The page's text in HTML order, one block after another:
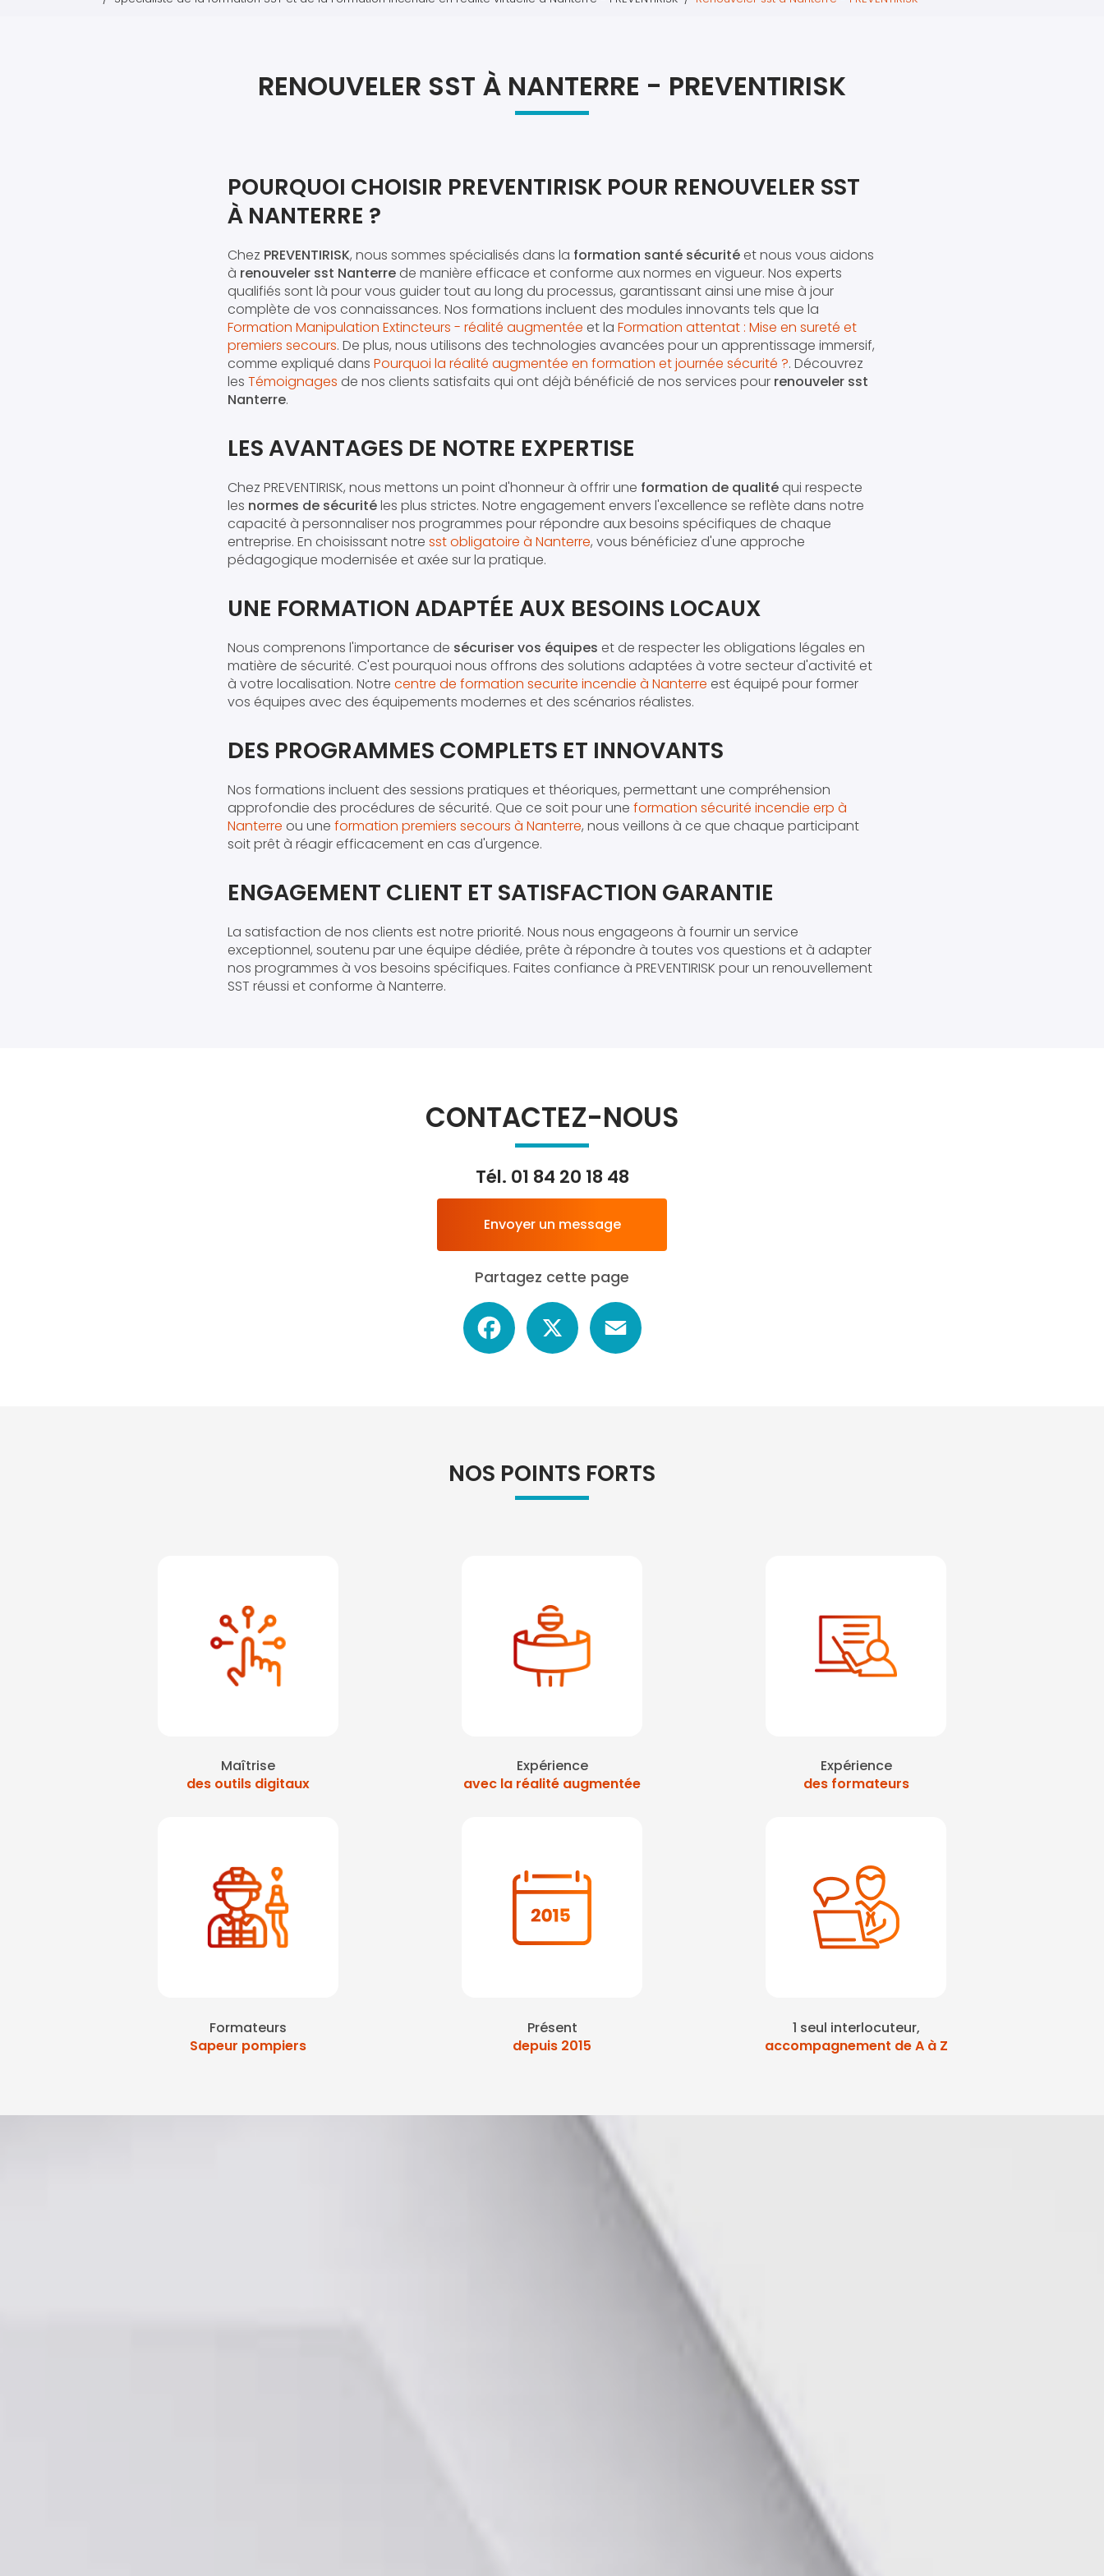
RENOUVELER SST À NANTERRE - PREVENTIRISK
POURQUOI CHOISIR PREVENTIRISK POUR RENOUVELER SST
À NANTERRE ?
Chez PREVENTIRISK, nous sommes spécialisés dans la formation santé sécuritéet nous vous aidons
à renouveler sst Nanterrede manière efficace et conforme aux normes en vigueur. Nos experts
qualifiés sont là pour vous guider tout au long du processus, garantissant ainsi une mise à jour
complète de vos connaissances. Nos formations incluent des modules innovants tels que la
Formation Manipulation Extincteurs - réalité augmentée et la Formation attentat : Mise en sureté et
premiers secours. De plus, nous utilisons des technologies avancées pour un apprentissage immersif,
comme expliqué dans Pourquoi la réalité augmentée en formation et journée sécurité ?. Découvrez
les Témoignages de nos clients satisfaits qui ont déjà bénéficié de nos services pour renouveler sst
Nanterre.
LES AVANTAGES DE NOTRE EXPERTISE
Chez PREVENTIRISK, nous mettons un point d'honneur à offrir une formation de qualitéqui respecte
les normes de sécuritéles plus strictes. Notre engagement envers l'excellence se reflète dans notre
capacité à personnaliser nos programmes pour répondre aux besoins spécifiques de chaque
entreprise. En choisissant notre sst obligatoire à Nanterre, vous bénéficiez d'une approche
pédagogique modernisée et axée sur la pratique.
UNE FORMATION ADAPTÉE AUX BESOINS LOCAUX
Nous comprenons l'importance de sécuriser vos équipes et de respecter les obligations légales en
matière de sécurité. C'est pourquoi nous offrons des solutions adaptées à votre secteur d'activité et
à votre localisation. Notre centre de formation securite incendie à Nanterre est équipé pour former
vos équipes avec des équipements modernes et des scénarios réalistes.
DES PROGRAMMES COMPLETS ET INNOVANTS
Nos formations incluent des sessions pratiques et théoriques, permettant une compréhension
approfondie des procédures de sécurité. Que ce soit pour une formation sécurité incendie erp à
Nanterre ou une formation premiers secours à Nanterre, nous veillons à ce que chaque participant
soit prêt à réagir efficacement en cas d'urgence.
ENGAGEMENT CLIENT ET SATISFACTION GARANTIE
La satisfaction de nos clients est notre priorité. Nous nous engageons à fournir un service
exceptionnel, soutenu par une équipe dédiée, prête à répondre à toutes vos questions et à adapter
nos programmes à vos besoins spécifiques. Faites confiance à PREVENTIRISK pour un renouvellement
SST réussi et conforme à Nanterre.
CONTACTEZ-NOUS
Tél. 01 84 20 18 48
Envoyer un message
Partagez cette page
Facebook
NOS POINTS FORTS
Maîtrise
des outils digitaux
Expérience
avec la réalité augmentée
Expérience
des formateurs
Formateurs
Sapeur pompiers
Présent
depuis 2015
1 seul interlocuteur,
accompagnement de A à Z